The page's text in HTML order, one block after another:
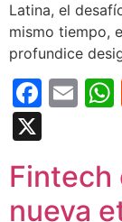
Latina, el
mismo tiempo,
profundice
Fintech
nueva